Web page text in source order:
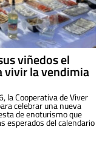
viñedos el
vivir la vendimia
la Cooperativa de Viver
celebrar una nueva
de enoturismo que
esperados del calendario